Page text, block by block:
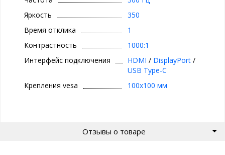
Яркость
350
Время отклика
1
Контрастность
1000:1
Интерфейс подключения
HDMI / DisplayPort/
USB Type-C
Крепления vesa
100x100 мм
Отзывы о товаре